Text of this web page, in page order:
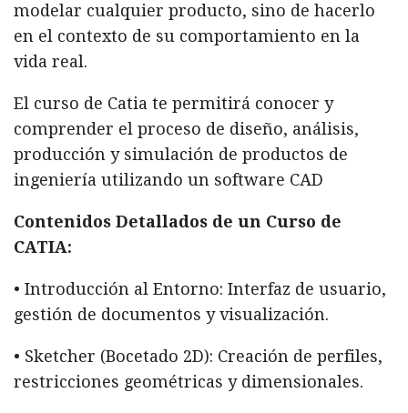
modelar cualquier producto, sino de hacerlo
en el contexto de su comportamiento en la
vida real.
El curso de Catia te permitirá conocer y
comprender el proceso de diseño, análisis,
producción y simulación de productos de
ingeniería utilizando un software CAD
Contenidos Detallados de un Curso de
CATIA:
• Introducción al Entorno: Interfaz de usuario,
gestión de documentos y visualización.
• Sketcher (Bocetado 2D): Creación de perfiles,
restricciones geométricas y dimensionales.